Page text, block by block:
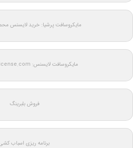
مایکروسافت پرشیا: خرید لایسنس
مایکروسافت لایسنس: MicrosoftLicense.com
فروش بلبرینگ
برنامه ریزی اسباب